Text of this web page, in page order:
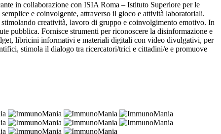
in collaborazione con ISIA Roma – Istituto Superiore per le
e coinvolgente, attraverso il gioco e attività laboratoriali.
creatività, lavoro di gruppo e coinvolgimento emotivo. In
pubblica. Fornisce strumenti per riconoscere la disinformazione e
libricini informativi e materiali digitali con video divulgativi, per
stimola il dialogo tra ricercatori/trici e cittadini/e e promuove